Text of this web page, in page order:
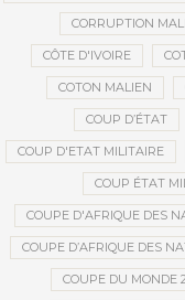
CORRUPTION MALI
CÔTE D'IVOIRE
COTON MALIEN
COUP D’ÉTAT
COUP D'ETAT MILITAIRE
COUP ÉTAT
COUPE D'AFRIQUE DES
COUPE D’AFRIQUE DES
COUPE DU MONDE